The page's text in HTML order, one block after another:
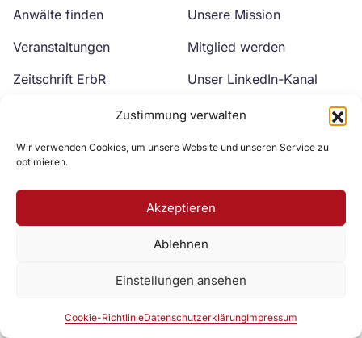
Zustimmung verwalten
Wir verwenden Cookies, um unsere Website und unseren Service zu
optimieren.
Akzeptieren
Ablehnen
Einstellungen ansehen
Cookie-RichtlinieDatenschutzerklärungImpressum
Anwälte finden
Veranstaltungen
Zeitschrift ErbR
Unsere Mission
Mitglied werden
Unser LinkedIn-Kanal
Unser YouTube-Kanal
Zur DAV Webseite